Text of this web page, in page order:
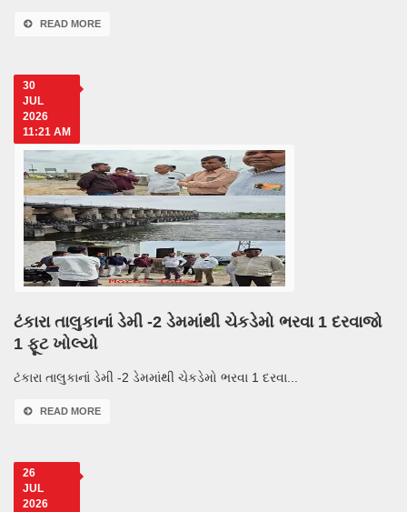
READ MORE
30
JUL
2026
11:21 AM
ટંકારા તાલુકાનાં ડેમી -2 ડેમમાંથી ચેકડેમો ભરવા 1 દરવાજો
1 ફૂટ ખોલ્યો
ટંકારા તાલુકાનાં ડેમી -2 ડેમમાંથી ચેકડેમો ભરવા 1 દરવા...
READ MORE
26
JUL
2026